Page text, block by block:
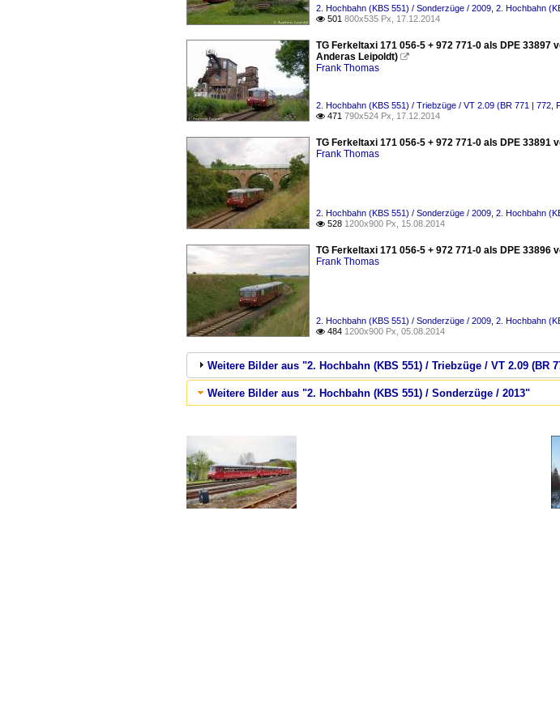
2. Hochbahn (KBS 551) / Sonderzüge / 2009 2. Hochbahn
 501 800x535 Px, 17.12.2014
TG Ferkeltaxi 171 056-5 + 972 771-0 als DPE
Anderas Leipoldt) 
Frank Thomas
2. Hochbahn (KBS 551) / Triebzüge / VT 2.09 (BR 771 | 772,
 471 790x524 Px, 17.12.2014
TG Ferkeltaxi 171 056-5 + 972 771-0 als DPE 33891
Frank Thomas
2. Hochbahn (KBS 551) / Sonderzüge / 2009 2. Hochbahn
 528 1200x900 Px, 15.08.2014
TG Ferkeltaxi 171 056-5 + 972 771-0 als DPE 33896
Frank Thomas
2. Hochbahn (KBS 551) / Sonderzüge / 2009 2. Hochbahn
 484 1200x900 Px, 05.08.2014
Weitere Bilder aus "2. Hochbahn (KBS 551) / Triebzüge / VT 2.09 (BR
Weitere Bilder aus "2. Hochbahn (KBS 551) / Sonderzüge / 2013"